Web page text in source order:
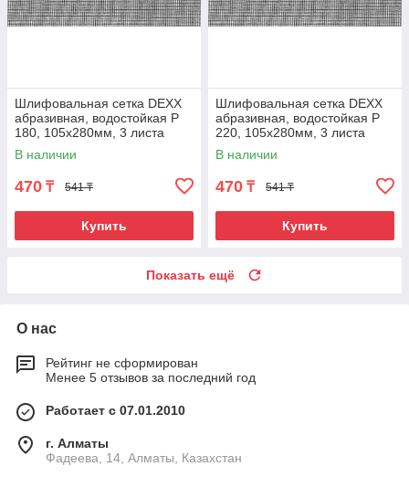
Шлифовальная сетка DEXX
абразивная, водостойкая Р
180, 105х280мм, 3 листа
В наличии
470 ₸ 541 ₸
Купить
Шлифовальная сетка DEXX
абразивная, водостойкая Р
220, 105х280мм, 3 листа
В наличии
470 ₸ 541 ₸
Купить
Показать ещё
О нас
Рейтинг не сформирован
Менее 5 отзывов за последний год
Работает с 07.01.2010
г. Алматы
Фадеева, 14, Алматы, Казахстан